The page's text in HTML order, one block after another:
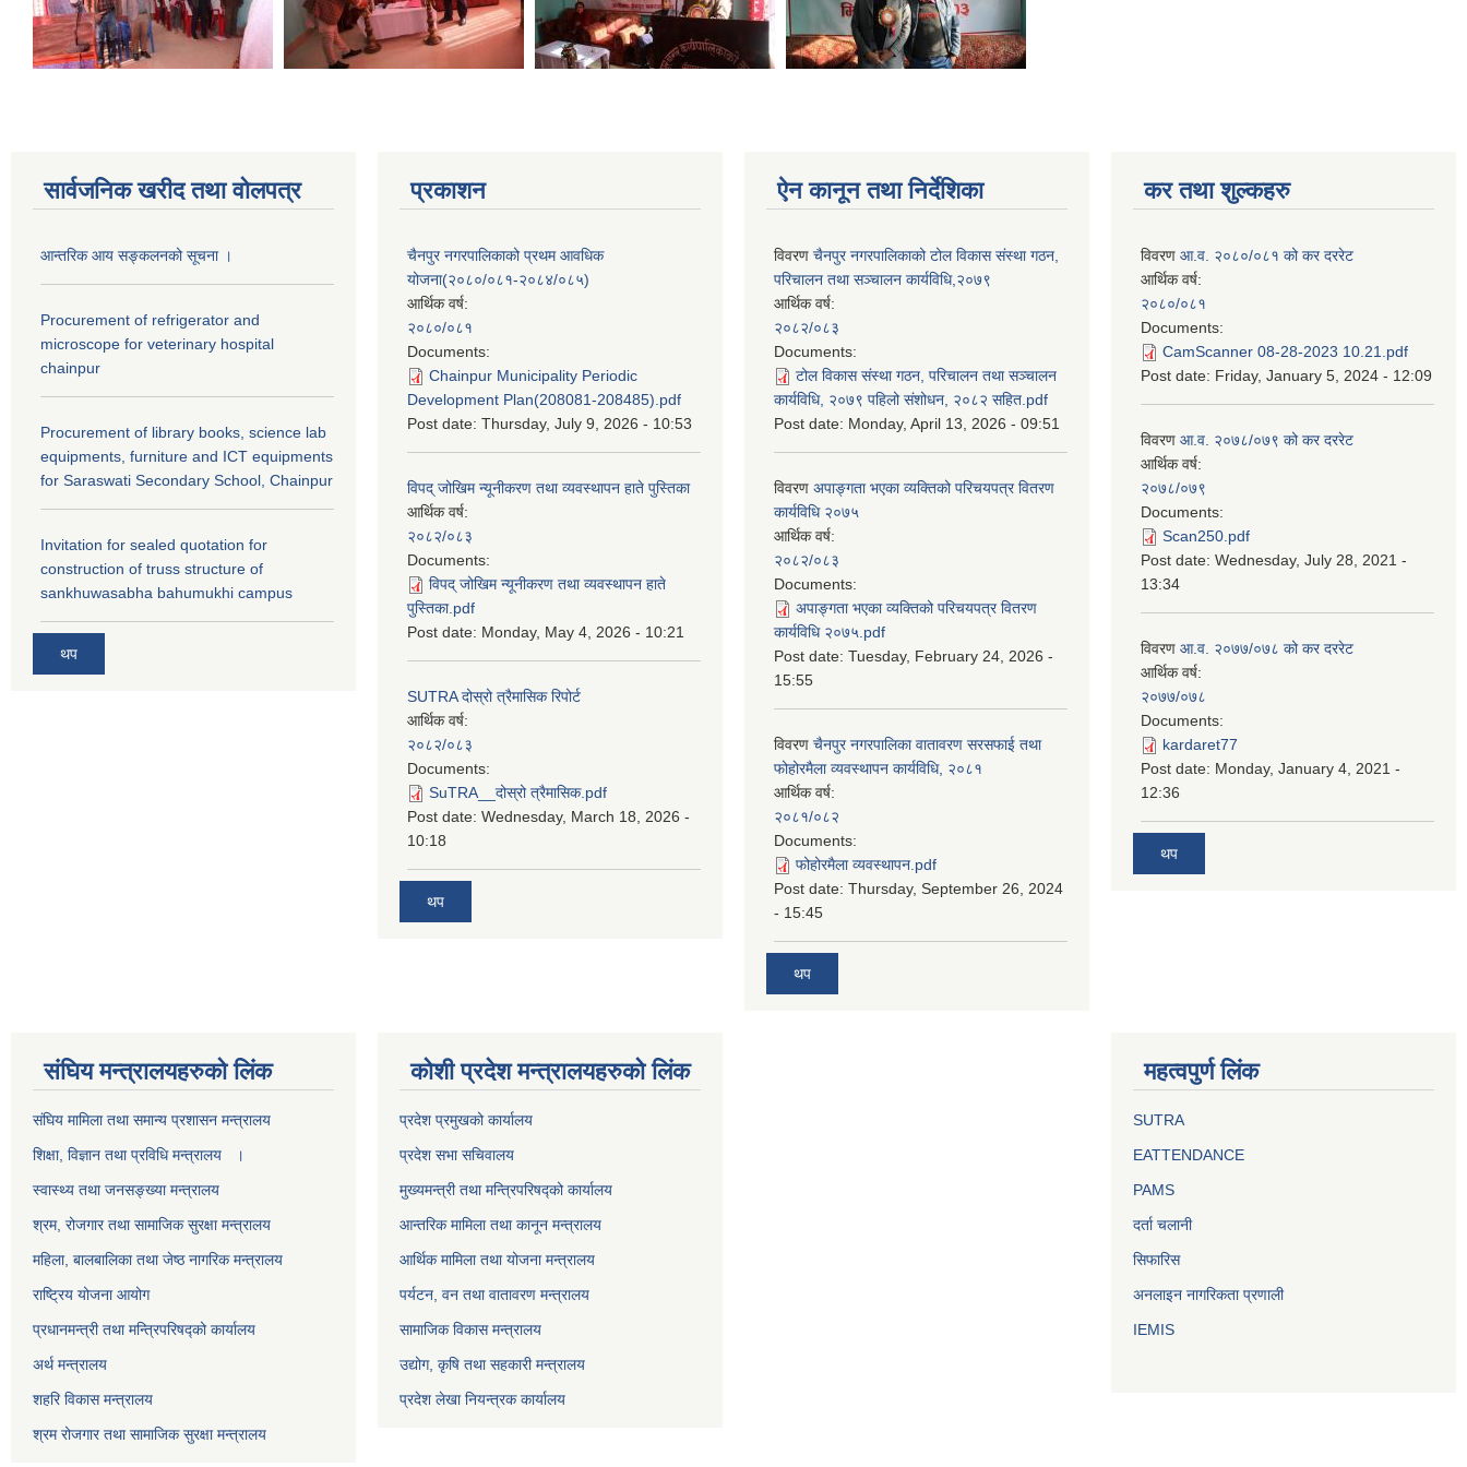
सार्वजनिक खरीद तथा वाेलपत्र
आन्तरिक आय सङ्कलनको सूचना ।
Procurement of refrigerator and
microscope for veterinary hospital
chainpur
Procurement of library books, science lab
equipments, furniture and ICT equipments
for Saraswati Secondary School, Chainpur
Invitation for sealed quotation for
construction of truss structure of
sankhuwasabha bahumukhi campus
थप
प्रकाशन
चैनपुर नगरपालिकाको प्रथम आवधिक
योजना(२०८०/०८१-२०८४/०८५)
आर्थिक वर्ष:
२०८०/०८१
Documents:
Chainpur Municipality Periodic
Development Plan(208081-208485).pdf
Post date: Thursday, July 9, 2026 - 10:53
विपद् जोखिम न्यूनीकरण तथा व्यवस्थापन हाते पुस्तिका
आर्थिक वर्ष:
२०८२/०८३
Documents:
विपद् जोखिम न्यूनीकरण तथा व्यवस्थापन हाते
पुस्तिका.pdf
Post date: Monday, May 4, 2026 - 10:21
SUTRA दोस्रो त्रैमासिक रिपोर्ट
आर्थिक वर्ष:
२०८२/०८३
Documents:
SuTRA__दोस्रो त्रैमासिक.pdf
Post date: Wednesday, March 18, 2026 -
10:18
थप
ऐन कानून तथा निर्देशिका
विवरण चैनपुर नगरपालिकाको टोल विकास संस्था गठन,
परिचालन तथा सञ्चालन कार्यविधि,२०७९
आर्थिक वर्ष:
२०८२/०८३
Documents:
टोल विकास संस्था गठन, परिचालन तथा सञ्चालन
कार्यविधि, २०७९ पहिलो संशोधन, २०८२ सहित.pdf
Post date: Monday, April 13, 2026 - 09:51
विवरण अपाङ्गता भएका व्यक्तिको परिचयपत्र वितरण
कार्यविधि २०७५
आर्थिक वर्ष:
२०८२/०८३
Documents:
अपाङ्गता भएका व्यक्तिको परिचयपत्र वितरण
कार्यविधि २०७५.pdf
Post date: Tuesday, February 24, 2026 -
15:55
विवरण चैनपुर नगरपालिका वातावरण सरसफाई तथा
फोहोरमैला व्यवस्थापन कार्यविधि, २०८१
आर्थिक वर्ष:
२०८१/०८२
Documents:
फोहोरमैला व्यवस्थापन.pdf
Post date: Thursday, September 26, 2024
- 15:45
थप
कर तथा शुल्कहरु
विवरण आ.व. २०८०/०८१ को कर दररेट
आर्थिक वर्ष:
२०८०/०८१
Documents:
CamScanner 08-28-2023 10.21.pdf
Post date: Friday, January 5, 2024 - 12:09
विवरण आ.व. २०७८/०७९ को कर दररेट
आर्थिक वर्ष:
२०७८/०७९
Documents:
Scan250.pdf
Post date: Wednesday, July 28, 2021 -
13:34
विवरण आ.व. २०७७/०७८ को कर दररेट
आर्थिक वर्ष:
२०७७/०७८
Documents:
kardaret77
Post date: Monday, January 4, 2021 -
12:36
थप
स‌ंघिय मन्त्रालयहरुको लिंक
स‌ंघिय मामिला तथा समान्य प्रशासन मन्त्रालय
शिक्षा, विज्ञान तथा प्रविधि मन्त्रालय ।
स्वास्थ्य तथा जनसङ्ख्या मन्त्रालय
श्रम, रोजगार तथा सामाजिक सुरक्षा मन्त्रालय
महिला, बालबालिका तथा जेष्ठ नागरिक मन्त्रालय
राष्ट्रिय योजना आयोग
प्रधानमन्त्री तथा मन्त्रिपरिषद्को कार्यालय
अर्थ मन्त्रालय
शहरि विकास मन्त्रालय
श्रम रोजगार तथा सामाजिक सुरक्षा मन्त्रालय
कोशी प्रदेश मन्त्रालयहरुको लिंक
प्रदेश प्रमुखको कार्यालय
प्रदेश सभा सचिवालय
मुख्यमन्त्री तथा मन्त्रिपरिषद्को कार्यालय
आन्तरिक मामिला तथा कानून मन्त्रालय
आर्थिक मामिला तथा योजना मन्त्रालय
पर्यटन, वन तथा वातावरण मन्त्रालय
सामाजिक विकास मन्त्रालय
उद्योग, कृषि तथा सहकारी मन्त्रालय
प्रदेश लेखा नियन्त्रक कार्यालय
महत्वपुर्ण लिंक
SUTRA
EATTENDANCE
PAMS
दर्ता चलानी
सिफारिस
अनलाइन नागरिकता प्रणाली
IEMIS